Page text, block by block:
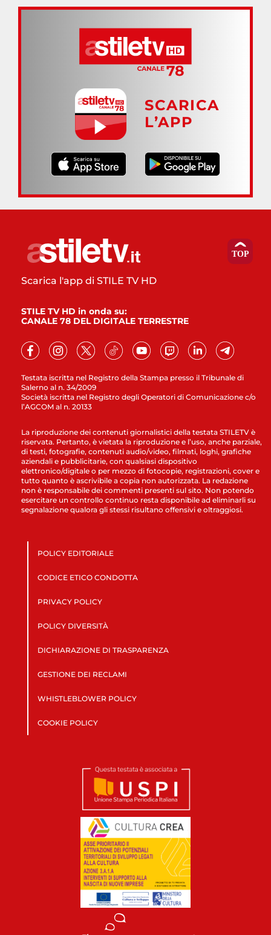
SCARICA
L’APP
Testata iscritta nel Registro della Stampa presso il Tribunale di
Salerno al n. 34/2009
Società iscritta nel Registro degli Operatori di Comunicazione c/o
l’AGCOM al n. 20133
Scarica l'app di STILE TV HD
STILE TV HD in onda su:
CANALE 78 DEL DIGITALE TERRESTRE
La riproduzione dei contenuti giornalistici della testata STILETV è
riservata. Pertanto, è vietata la riproduzione e l’uso, anche parziale,
di testi, fotografie, contenuti audio/video, filmati, loghi, grafiche
aziendali e pubblicitarie, con qualsiasi dispositivo
elettronico/digitale o per mezzo di fotocopie, registrazioni, cover e
tutto quanto è ascrivibile a copia non autorizzata. La redazione
non è responsabile dei commenti presenti sul sito. Non potendo
esercitare un controllo continuo resta disponibile ad eliminarli su
segnalazione qualora gli stessi risultano offensivi e oltraggiosi.
POLICY EDITORIALE
CODICE ETICO CONDOTTA
PRIVACY POLICY
POLICY DIVERSITÀ
DICHIARAZIONE DI TRASPARENZA
GESTIONE DEI RECLAMI
WHISTLEBLOWER POLICY
COOKIE POLICY